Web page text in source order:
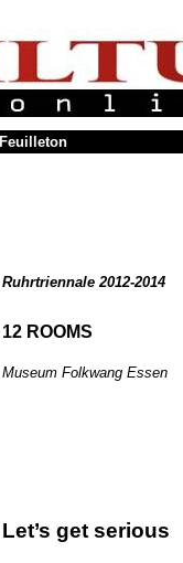
Feuilleton
Ruhrtriennale 2012-2014
12 ROOMS
Museum Folkwang Essen
Let’s get serious